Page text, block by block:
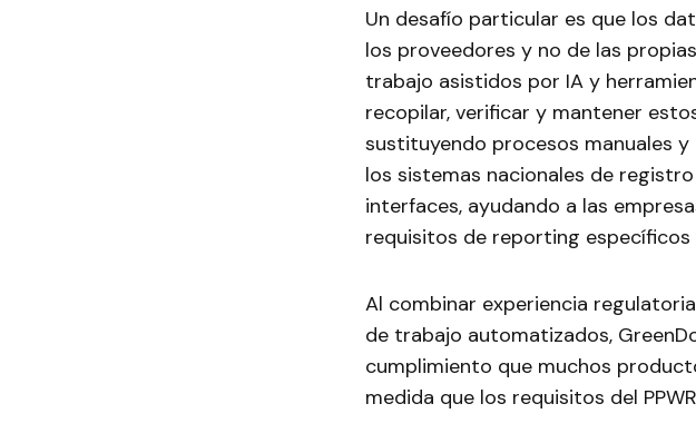
Un desafío particular es que los
los proveedores y no de las
trabajo asistidos por IA y
recopilar, verificar y mantener
sustituyendo procesos manuales
los sistemas nacionales de
interfaces, ayudando a las
requisitos de reporting específicos
Al combinar experiencia
de trabajo automatizados,
cumplimiento que muchos
medida que los requisitos del